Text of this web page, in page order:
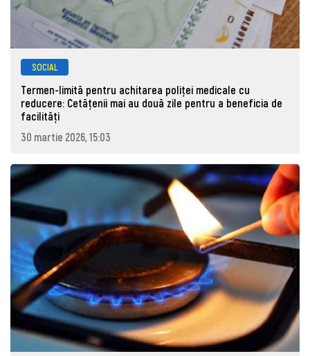
SOCIAL
Termen-limită pentru achitarea poliței medicale cu
reducere: Cetățenii mai au două zile pentru a beneficia de
facilități
30 martie 2026, 15:03